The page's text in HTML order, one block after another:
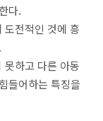
다.
도전적인 것에 흥
못하고 다른 아동
들어하는 특징을